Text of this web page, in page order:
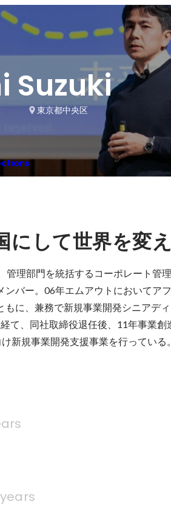
Suzuki
東京都中央区
にして世界を変
理部門を統括するコーポレート管
バー。06年エムアウトにおいてア
に、兼務で新規事業開発シニアデ
て、同社取締役退任後、11年事業創
新規事業開発⽀援事業を⾏っている。